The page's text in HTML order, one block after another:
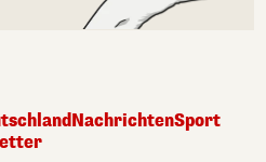
NachrichtenSport